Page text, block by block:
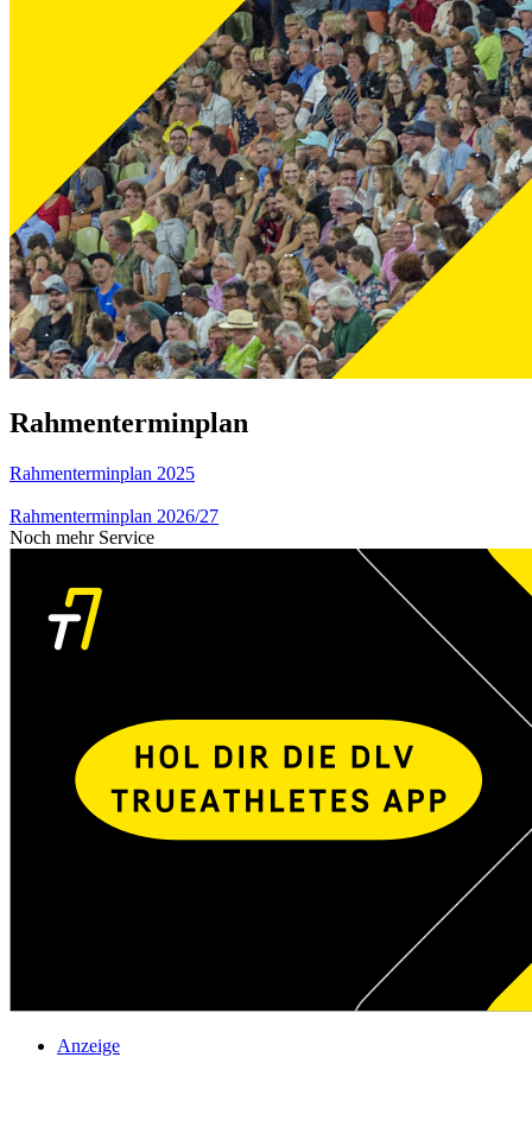
Rahmenterminplan
Rahmenterminplan 2025
Rahmenterminplan 2026/27
Noch mehr Service
Anzeige